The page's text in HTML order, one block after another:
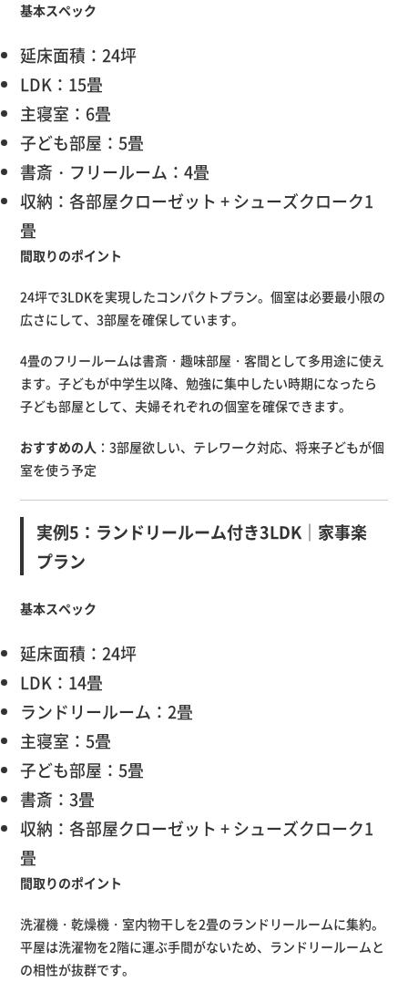
基本スペック
延床面積：24坪
LDK：15畳
主寝室：6畳
子ども部屋：5畳
書斎・フリールーム：4畳
収納：各部屋クローゼット + シューズクローク1
畳
間取りのポイント
24坪で3LDKを実現したコンパクトプラン。個室は必要最小限の
広さにして、3部屋を確保しています。
4畳のフリールームは書斎・趣味部屋・客間として多用途に使え
ます。子どもが中学生以降、勉強に集中したい時期になったら
子ども部屋として、夫婦それぞれの個室を確保できます。
おすすめの人 ：3部屋欲しい、テレワーク対応、将来子どもが個
室を使う予定
実例5：ランドリールーム付き3LDK｜家事楽
プラン
基本スペック
延床面積：24坪
LDK：14畳
ランドリールーム：2畳
主寝室：5畳
子ども部屋：5畳
書斎：3畳
収納：各部屋クローゼット + シューズクローク1
畳
間取りのポイント
洗濯機・乾燥機・室内物干しを2畳のランドリールームに集約。
平屋は洗濯物を2階に運ぶ手間がないため、ランドリールームと
の相性が抜群です。